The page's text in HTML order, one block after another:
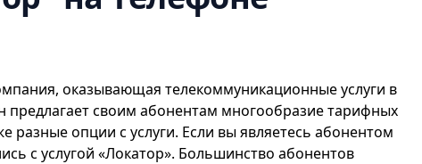
оказывающая телекоммуникационные услуги в
предлагает своим абонентам многообразие тарифных
разные опции с услуги. Если вы являетесь абонентом
с услугой «Локатор». Большинство абонентов